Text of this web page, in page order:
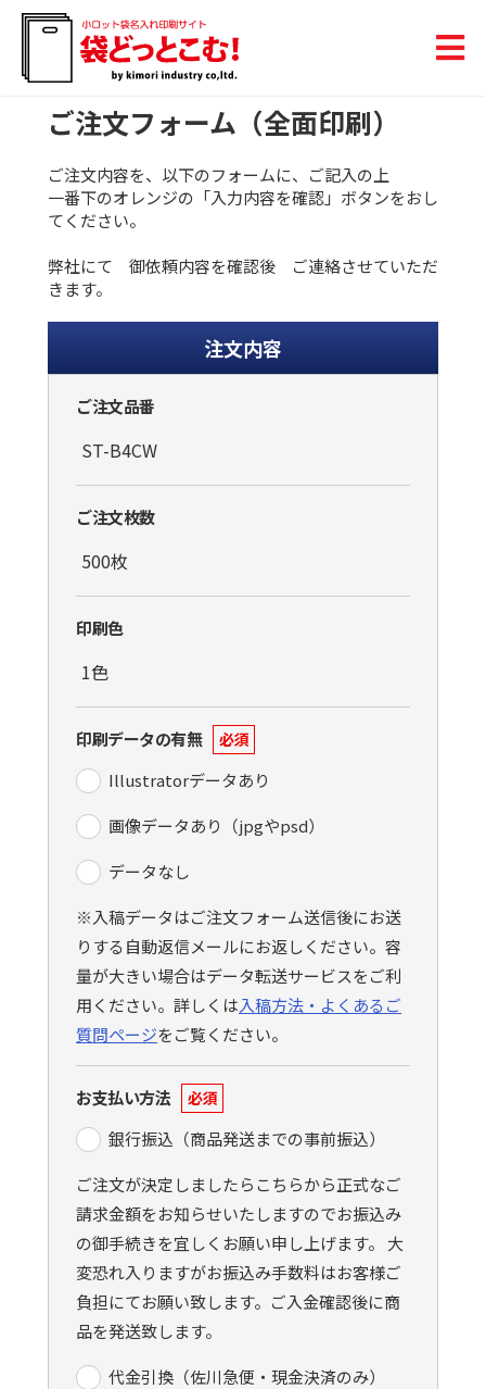
ご注文フォーム（全面印刷）
ご注文内容を、以下のフォームに、ご記入の上
一番下のオレンジの「入力内容を確認」ボタンをおし
てください。
弊社にて 御依頼内容を確認後 ご連絡させていただ
きます。
注文内容
ご注文品番
ご注文枚数
印刷色
印刷データの有無 必須
Illustratorデータあり
画像データあり（jpgやpsd）
データなし
※入稿データはご注文フォーム送信後にお送
りする自動返信メールにお返しください。容
量が大きい場合はデータ転送サービスをご利
用ください。詳しくは入稿方法・よくあるご
質問ページをご覧ください。
お支払い方法 必須
銀行振込（商品発送までの事前振込）
ご注文が決定しましたらこちらから正式なご
請求金額をお知らせいたしますのでお振込み
の御手続きを宜しくお願い申し上げます。 大
変恐れ入りますがお振込み手数料はお客様ご
負担にてお願い致します。ご入金確認後に商
品を発送致します。
代金引換（佐川急便・現金決済のみ）